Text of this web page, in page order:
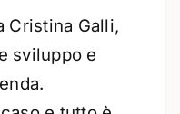
Cristina Galli,
sviluppo e